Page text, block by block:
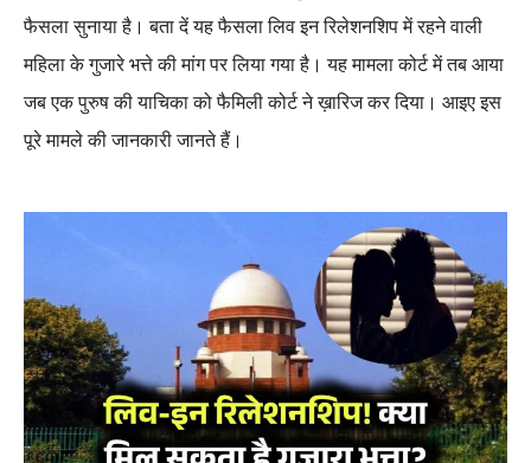
फैसला सुनाया है। बता दें यह फैसला लिव इन रिलेशनशिप में रहने वाली
महिला के गुजारे भत्ते की मांग पर लिया गया है। यह मामला कोर्ट में तब आया
जब एक पुरुष की याचिका को फैमिली कोर्ट ने ख़ारिज कर दिया। आइए इस
पूरे मामले की जानकारी जानते हैं।